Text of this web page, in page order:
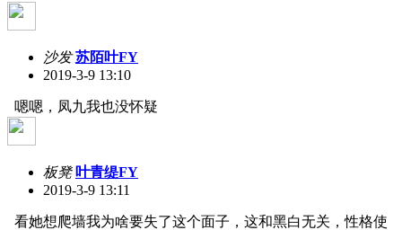
沙发 苏陌叶FY
2019-3-9 13:10
嗯嗯，凤九我也没怀疑
板凳 叶青缇FY
2019-3-9 13:11
看她想爬墙我为啥要失了这个面子，这和黑白无关，性格使